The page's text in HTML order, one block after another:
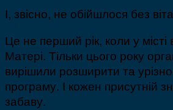
І, звісно, не обійшлося без
Це не перший рік, коли у
Матері. Тільки цього року
вирішили розширити та
програму. І кожен присутній
забаву.